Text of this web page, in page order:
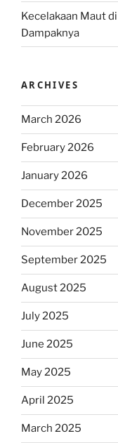
Kecelakaan Maut
Dampaknya
ARCHIVES
March 2026
February 2026
January 2026
December 2025
November 2025
September 2025
August 2025
July 2025
June 2025
May 2025
April 2025
March 2025